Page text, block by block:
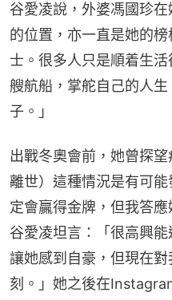
谷愛凌說，外婆馮國珍
的位置，亦一直是她的
士。很多人只是順着生
艘航船，掌舵自己的人
子。」
出戰冬奧會前，她曾探
離世）這種情況是有可
定會贏得金牌，但我答應
谷愛凌坦言：「很高興
讓她感到自豪，但現在
刻。」她之後在